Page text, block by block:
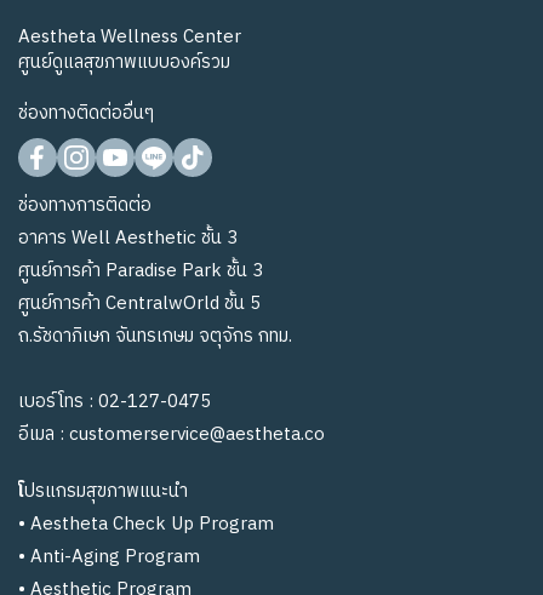
Aestheta Wellness Center
ศูนย์ดูแลสุขภาพแบบองค์รวม
ช่องทางติดต่ออื่นๆ
ช่องทางการติดต่อ
อาคาร Well Aesthetic ชั้น 3
ศูนย์การค้า Paradise Park ชั้น 3
ศูนย์การค้า CentralwOrld ชั้น 5
ถ.รัชดาภิเษก จันทรเกษม จตุจักร กทม.
เบอร์โทร : 02-127-0475
อีเมล : customerservice@aestheta.co
โปรแกรมสุขภาพแนะนำ
• Aestheta Check Up Program
• Anti-Aging Program